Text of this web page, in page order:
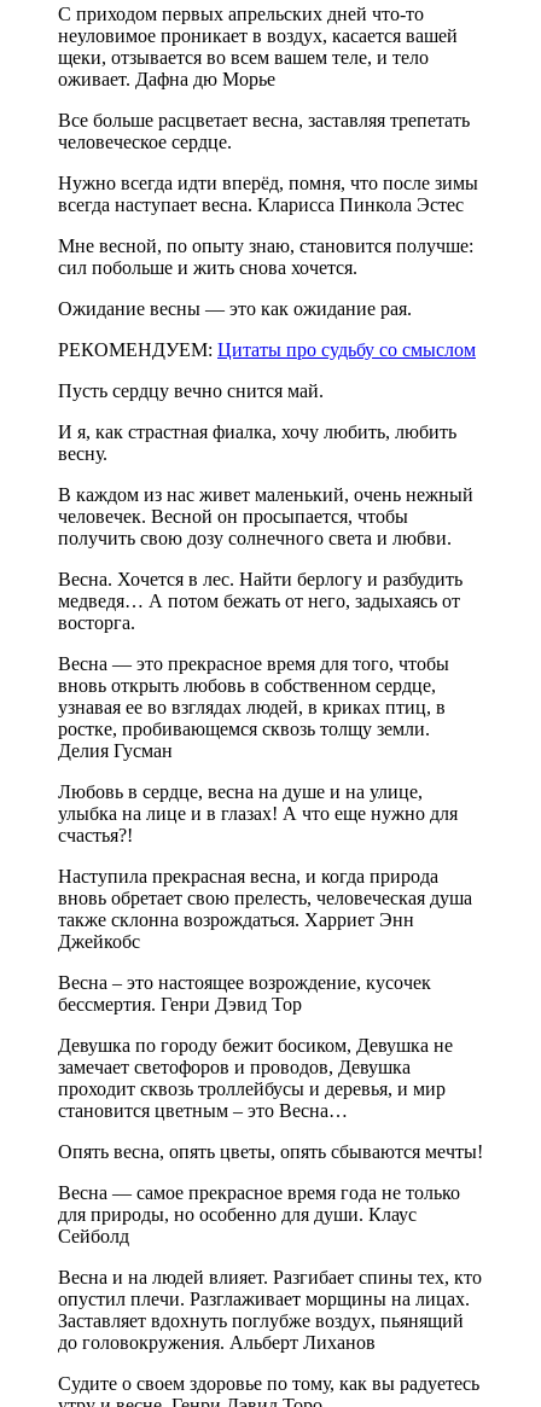
С приходом первых апрельских дней что-то
неуловимое проникает в воздух, касается вашей
щеки, отзывается во всем вашем теле, и тело
оживает. Дафна дю Морье
Все больше расцветает весна, заставляя трепетать
человеческое сердце.
Нужно всегда идти вперёд, помня, что после зимы
всегда наступает весна. Кларисса Пинкола Эстес
Мне весной, по опыту знаю, становится получше:
сил побольше и жить снова хочется.
Ожидание весны — это как ожидание рая.
РЕКОМЕНДУЕМ: Цитаты про судьбу со смыслом
Пусть сердцу вечно снится май.
И я, как страстная фиалка, хочу любить, любить
весну.
В каждом из нас живет маленький, очень нежный
человечек. Весной он просыпается, чтобы
получить свою дозу солнечного света и любви.
Весна. Хочется в лес. Найти берлогу и разбудить
медведя… А потом бежать от него, задыхаясь от
восторга.
Весна — это прекрасное время для того, чтобы
вновь открыть любовь в собственном сердце,
узнавая ее во взглядах людей, в криках птиц, в
ростке, пробивающемся сквозь толщу земли.
Делия Гусман
Любовь в сердце, весна на душе и на улице,
улыбка на лице и в глазах! А что еще нужно для
счастья?!
Наступила прекрасная весна, и когда природа
вновь обретает свою прелесть, человеческая душа
также склонна возрождаться. Харриет Энн
Джейкобс
Весна – это настоящее возрождение, кусочек
бессмертия. Генри Дэвид Тор
Девушка по городу бежит босиком, Девушка не
замечает светофоров и проводов, Девушка
проходит сквозь троллейбусы и деревья, и мир
становится цветным – это Весна…
Опять весна, опять цветы, опять сбываются мечты!
Весна — самое прекрасное время года не только
для природы, но особенно для души. Клаус
Сейболд
Весна и на людей влияет. Разгибает спины тех, кто
опустил плечи. Разглаживает морщины на лицах.
Заставляет вдохнуть поглубже воздух, пьянящий
до головокружения. Альберт Лиханов
Судите о своем здоровье по тому, как вы радуетесь